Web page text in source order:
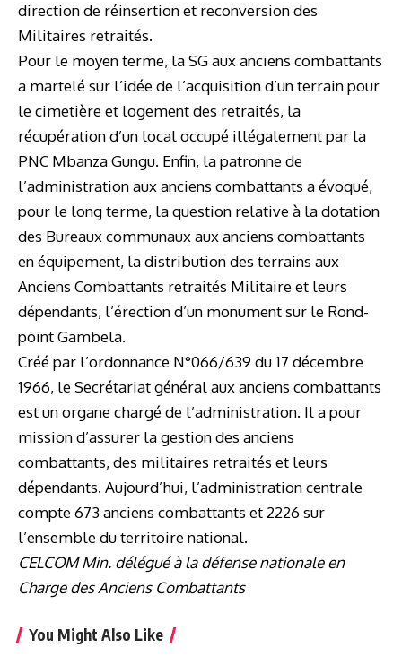
direction de réinsertion et reconversion des
Militaires retraités.
Pour le moyen terme, la SG aux anciens combattants
a martelé sur l’idée de l’acquisition d’un terrain pour
le cimetière et logement des retraités, la
récupération d’un local occupé illégalement par la
PNC Mbanza Gungu. Enfin, la patronne de
l’administration aux anciens combattants a évoqué,
pour le long terme, la question relative à la dotation
des Bureaux communaux aux anciens combattants
en équipement, la distribution des terrains aux
Anciens Combattants retraités Militaire et leurs
dépendants, l’érection d’un monument sur le Rond-
point Gambela.
Créé par l’ordonnance N°066/639 du 17 décembre
1966, le Secrétariat général aux anciens combattants
est un organe chargé de l’administration. Il a pour
mission d’assurer la gestion des anciens
combattants, des militaires retraités et leurs
dépendants. Aujourd’hui, l’administration centrale
compte 673 anciens combattants et 2226 sur
l’ensemble du territoire national.
CELCOM Min. délégué à la défense nationale en
Charge des Anciens Combattants
You Might Also Like